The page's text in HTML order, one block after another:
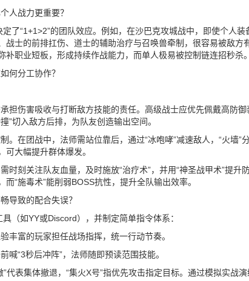
人战力更重要？
了“1+1>2”的团队效应。例如，在沙巴克攻城战中，即使个人装
战士的前排扛伤、道士的辅助治疗与召唤兽牵制，很容易被敌方
补职业短板，形成持续作战能力，而单人极易被控制链连招秒杀。
何分工协作？
担伤害吸收与打断敌方技能的责任。高级战士应优先佩戴高防御
”切入敌方后排，为队友创造输出空间。
。在团战中，法师需站位靠后，通过“冰咆哮”减速敌人，“火墙”分
可大幅提升群体爆发。
时刻关注队友血量，及时施放“治疗术”，并用“神圣战甲术”提升
“施毒术”能削弱BOSS抗性，提升全队输出效率。
导致的配合失误？
（如YY或Discord），并制定简单指令体系：
丰富的玩家担任战场指挥，统一行动节奏。
喊“3秒后冲阵”，法师随即预读范围技能。
代表集体撤退，“集火X号”指优先攻击指定目标。通过模拟实战